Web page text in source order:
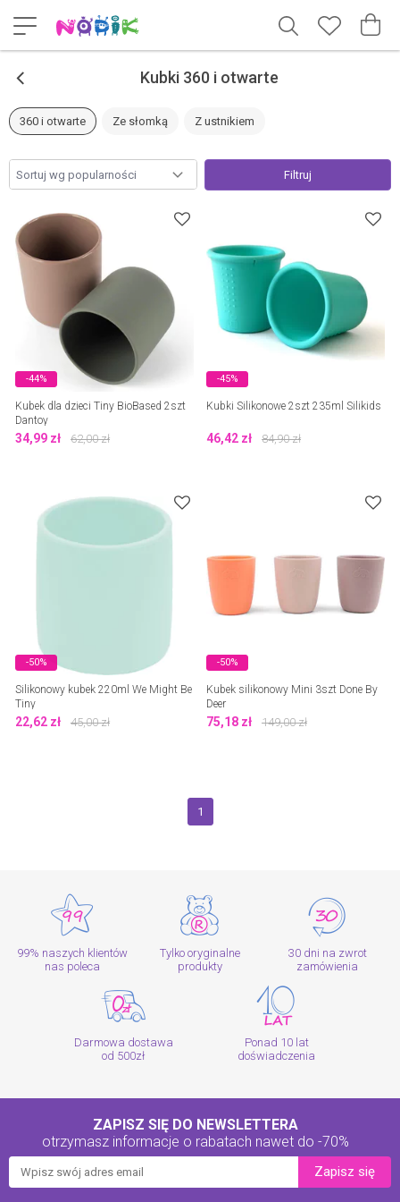
< Kubki 360 i otwarte
Ze słomką Z ustnikiem
360 i otwarte
Filtruj
-44%
Kubek dla dzieci Tiny BioBased 2szt
Dantoy
34,99 zł 62,00zł
-45%
Kubki Silikonowe 2szt 235ml Silikids
46,42 zł 84,90zł
-50%
Silikonowy kubek 220ml We Might Be
Tiny
22,62 zł 45,00zł
-50%
Kubek silikonowy Mini 3szt Done By
Deer
75,18 zł 149,00zł
1
99% naszych klientów
nas poleca
Tylko oryginalne
produkty
30 dni na zwrot
zamówienia
Darmowa dostawa
od 500zł
Ponad 10 lat
doświadczenia
ZAPISZ SIĘ DO NEWSLETTERA
otrzymasz informacje o rabatach nawet do -70%
Zapisz się